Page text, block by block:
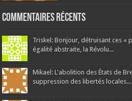
Commentaires récents
Triskel: Bonjour, détruisant ces «
égalité abstraite, la Révolu...
Mikael: L'abolition des États de
suppression des libertés locales...